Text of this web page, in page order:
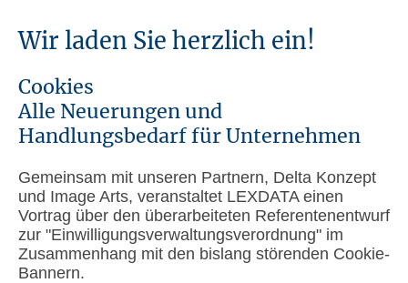
Wir laden Sie herzlich ein!
Cookies
Alle Neuerungen und
Handlungsbedarf für Unternehmen
Gemeinsam mit unseren Partnern, Delta Konzept
und Image Arts, veranstaltet LEXDATA einen
Vortrag über den überarbeiteten Referentenentwurf
zur "Einwilligungsverwaltungsverordnung" im
Zusammenhang mit den bislang störenden Cookie-
Bannern.